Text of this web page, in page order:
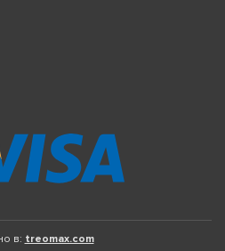
в: treomax.com